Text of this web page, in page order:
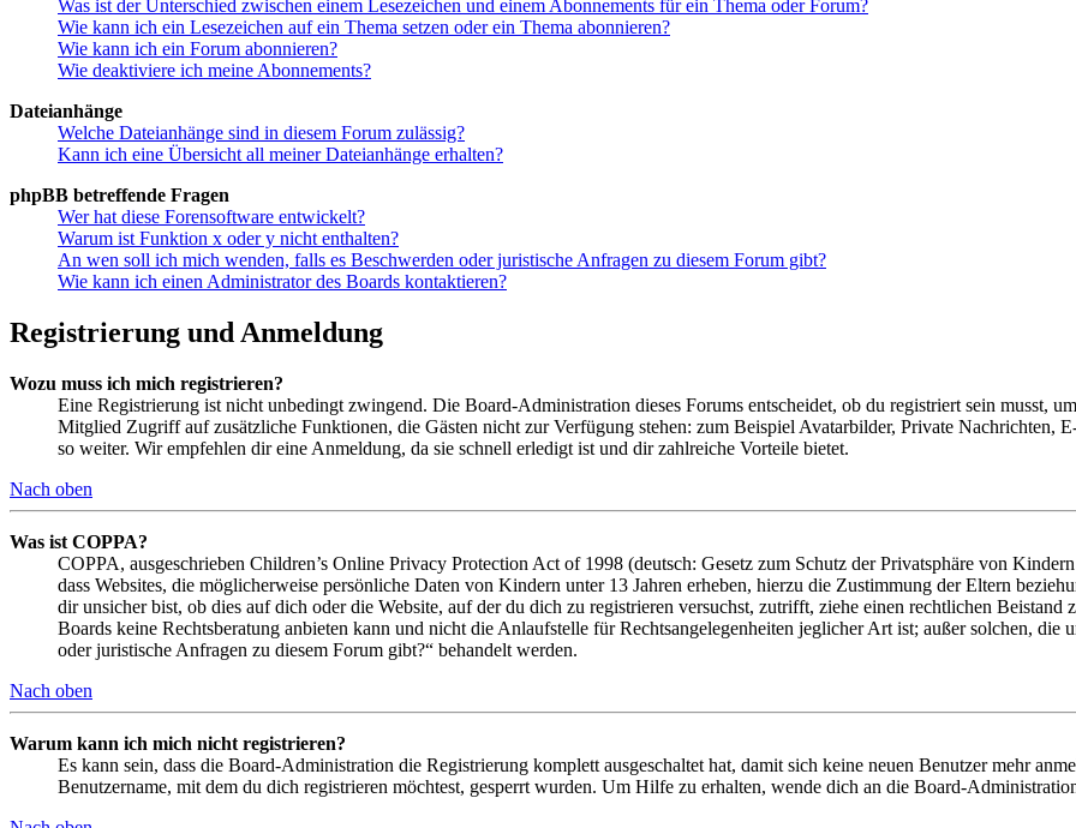
Was ist der Unterschied zwischen einem Lesezeichen und einem Abonnements für ein Thema oder Forum?
Wie kann ich ein Lesezeichen auf ein Thema setzen oder ein Thema abonnieren?
Wie kann ich ein Forum abonnieren?
Wie deaktiviere ich meine Abonnements?
Dateianhänge
Welche Dateianhänge sind in diesem Forum zulässig?
Kann ich eine Übersicht all meiner Dateianhänge erhalten?
phpBB betreffende Fragen
Wer hat diese Forensoftware entwickelt?
Warum ist Funktion x oder y nicht enthalten?
An wen soll ich mich wenden, falls es Beschwerden oder juristische Anfragen zu diesem Forum gibt?
Wie kann ich einen Administrator des Boards kontaktieren?
Registrierung und Anmeldung
Wozu muss ich mich registrieren?
Eine Registrierung ist nicht unbedingt zwingend. Die Board-Administration dieses Forums entscheidet, ob du registriert sein musst,
Mitglied Zugriff auf zusätzliche Funktionen, die Gästen nicht zur Verfügung stehen: zum Beispiel Avatarbilder, Private Nachrichten,
so weiter. Wir empfehlen dir eine Anmeldung, da sie schnell erledigt ist und dir zahlreiche Vorteile bietet.
Nach oben
Was ist COPPA?
COPPA, ausgeschrieben Children’s Online Privacy Protection Act of 1998 (deutsch: Gesetz zum Schutz der Privatsphäre von
dass Websites, die möglicherweise persönliche Daten von Kindern unter 13 Jahren erheben, hierzu die Zustimmung der Eltern
dir unsicher bist, ob dies auf dich oder die Website, auf der du dich zu registrieren versuchst, zutrifft, ziehe einen rechtlichen
Boards keine Rechtsberatung anbieten kann und nicht die Anlaufstelle für Rechtsangelegenheiten jeglicher Art ist; außer solchen,
oder juristische Anfragen zu diesem Forum gibt?“ behandelt werden.
Nach oben
Warum kann ich mich nicht registrieren?
Es kann sein, dass die Board-Administration die Registrierung komplett ausgeschaltet hat, damit sich keine neuen Benutzer mehr
Benutzername, mit dem du dich registrieren möchtest, gesperrt wurden. Um Hilfe zu erhalten, wende dich an die Board-